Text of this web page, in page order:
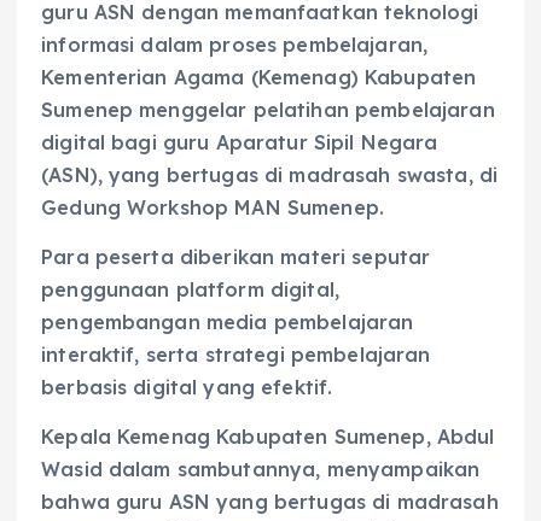
guru ASN dengan memanfaatkan teknologi
informasi dalam proses pembelajaran,
Kementerian Agama (Kemenag) Kabupaten
Sumenep menggelar pelatihan pembelajaran
digital bagi guru Aparatur Sipil Negara
(ASN), yang bertugas di madrasah swasta, di
Gedung Workshop MAN Sumenep.
Para peserta diberikan materi seputar
penggunaan platform digital,
pengembangan media pembelajaran
interaktif, serta strategi pembelajaran
berbasis digital yang efektif.
Kepala Kemenag Kabupaten Sumenep, Abdul
Wasid dalam sambutannya, menyampaikan
bahwa guru ASN yang bertugas di madrasah